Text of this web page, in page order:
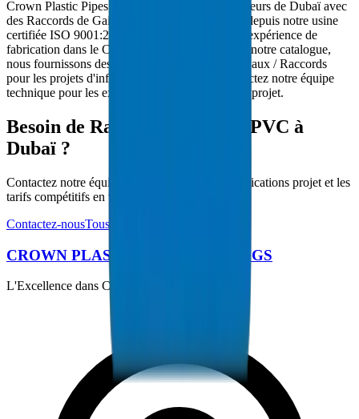
Crown Plastic Pipes approvisionne les entrepreneurs de Dubaï avec
des Raccords de Gaine PVC livrés directement depuis notre usine
certifiée ISO 9001:2015. Avec plus de 30 ans d'expérience de
fabrication dans le CCG et 5000+ produits dans notre catalogue,
nous fournissons des solutions complètes de Tuyaux / Raccords
pour les projets d'infrastructure de Dubaï. Contactez notre équipe
technique pour les exigences spécifiques à votre projet.
Besoin de Raccords de Gaine PVC à
Dubaï ?
Contactez notre équipe technique pour les spécifications projet et les
tarifs compétitifs en volume.
Contactez-nousTous les produits
CROWN PLASTIC PIPES / FITTINGS
L'Excellence dans Chaque Tuyau